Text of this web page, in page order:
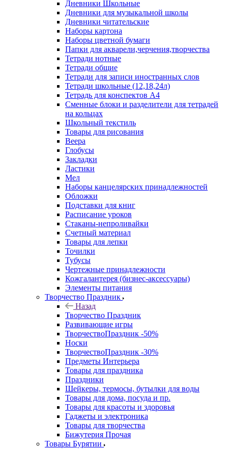
Дневники Школьные
Дневники для музыкальной школы
Дневники читательские
Наборы картона
Наборы цветной бумаги
Папки для акварели,черчения,творчества
Тетради нотные
Тетради общие
Тетради для записи иностранных слов
Тетради школьные (12,18,24л)
Тетрадь для конспектов А4
Сменные блоки и разделители для тетрадей
на кольцах
Школьный текстиль
Товары для рисования
Веера
Глобусы
Закладки
Ластики
Мел
Наборы канцелярских принадлежностей
Обложки
Подставки для книг
Расписание уроков
Стаканы-непроливайки
Счетный материал
Товары для лепки
Точилки
Тубусы
Чертежные принадлежности
Кожгалантерея (бизнес-аксессуары)
Элементы питания
Творчество Праздник
Назад
Творчество Праздник
Развивающие игры
ТворчествоПраздник -50%
Носки
ТворчествоПраздник -30%
Предметы Интерьера
Товары для праздника
Праздники
Шейкеры, термосы, бутылки для воды
Товары для дома, посуда и пр.
Товары для красоты и здоровья
Гаджеты и электроника
Товары для творчества
Бижутерия Прочая
Товары Бурятии